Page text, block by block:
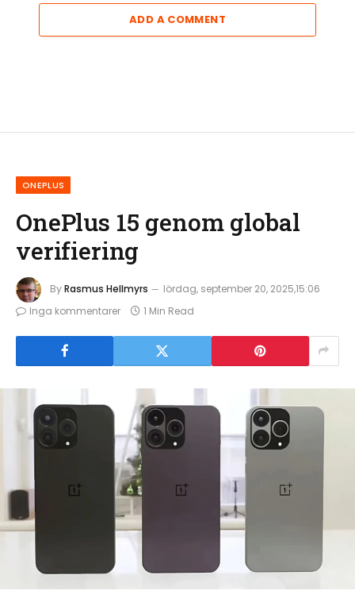
ADD A COMMENT
ONEPLUS
OnePlus 15 genom global
verifiering
ByRasmus Hellmyrs
lördag, september 20, 2025,15:06
Inga kommentarer
1 Min Read